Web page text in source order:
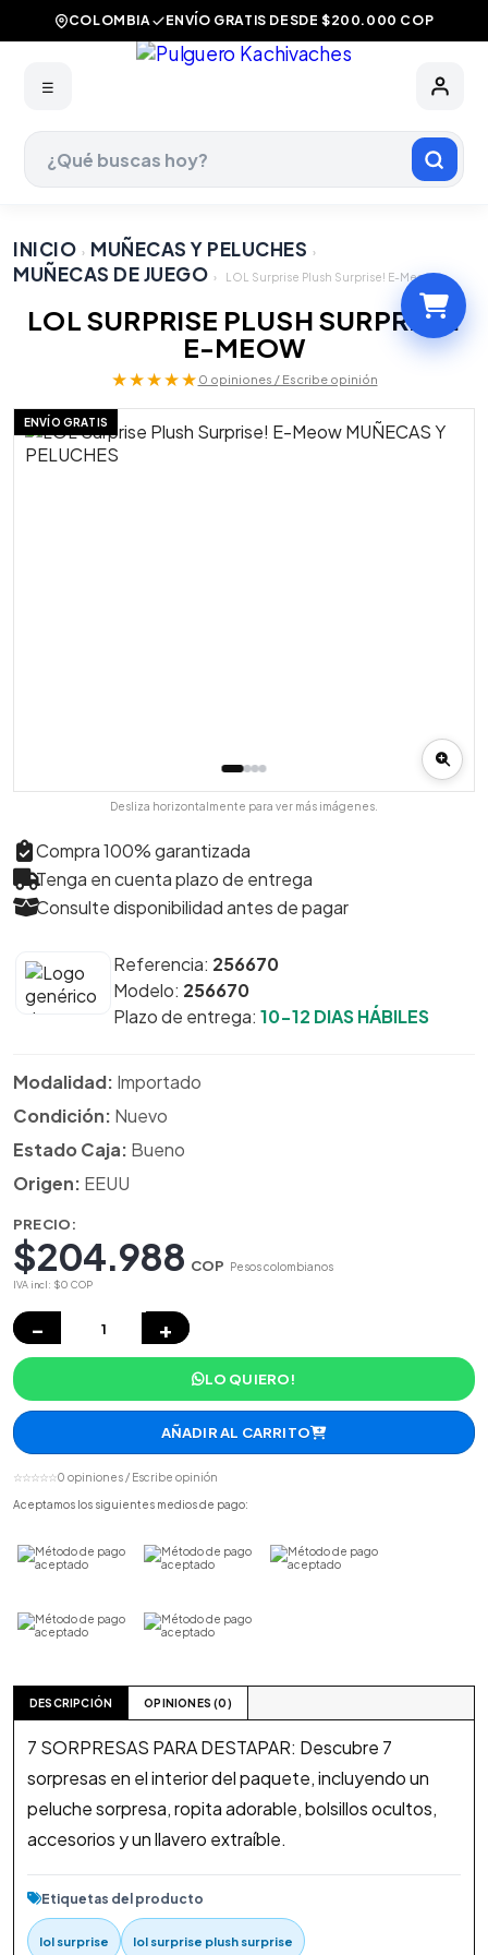
COLOMBIA ENVÍO GRATIS DESDE $200.000 COP
☰
INICIO › MUÑECAS Y PELUCHES ›
MUÑECAS DE JUEGO › LOL Surprise Plush Surprise! E-Meow
LOL SURPRISE PLUSH SURPRISE!
E-MEOW
★★★★★ 0 opiniones / Escribe opinión
ENVÍO GRATIS
Desliza horizontalmente para ver más imágenes.
Compra 100% garantizada
Tenga en cuenta plazo de entrega
Consulte disponibilidad antes de pagar
Referencia: 256670
Modelo: 256670
Plazo de entrega: 10-12 DIAS HÁBILES
Modalidad: Importado
Condición: Nuevo
Estado Caja: Bueno
Origen: EEUU
PRECIO:
$204.988 COP Pesos colombianos
IVA incl: $0 COP
− +
LO QUIERO!
AÑADIR AL CARRITO
☆☆☆☆☆0 opiniones / Escribe opinión
Aceptamos los siguientes medios de pago:
DESCRIPCIÓN OPINIONES (0)
7 SORPRESAS PARA DESTAPAR: Descubre 7
sorpresas en el interior del paquete, incluyendo un
peluche sorpresa, ropita adorable, bolsillos ocultos,
accesorios y un llavero extraíble.
Etiquetas del producto
lol surprise lol surprise plush surprise